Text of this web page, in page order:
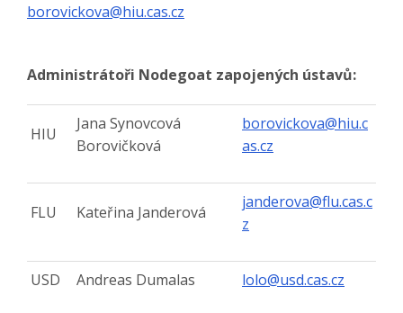
borovickova@hiu.cas.cz
Administrátoři Nodegoat zapojených ústavů:
HIU
Jana Synovcová
Borovičková
borovickova@hiu.c
as.cz
FLU Kateřina Janderová
janderova@flu.cas.c
z
USD Andreas Dumalas lolo@usd.cas.cz